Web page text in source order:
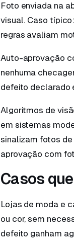
Foto enviada na
visual. Caso
regras avaliam
Auto-aprovação
nenhuma
defeito declarado
Algoritmos de
em sistemas
sinalizam fotos
aprovação com
Casos
Lojas de moda e
ou cor, sem
defeito ganham